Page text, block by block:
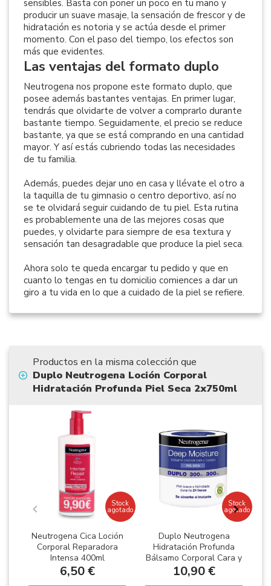
sensibles. Basta con poner un poco en tu mano y
producir un suave masaje, la sensación de frescor y de
hidratación es notoria y se actúa desde el primer
momento. Con el paso del tiempo, los efectos son
más que evidentes.
Las ventajas del formato duplo
Neutrogena nos propone este formato duplo, que
posee además bastantes ventajas. En primer lugar,
tendrás que olvidarte de volver a comprarlo durante
bastante tiempo. Seguidamente, el precio se reduce
bastante, ya que se está comprando en una cantidad
mayor. Y así estás cubriendo todas las necesidades
de tu familia.
Además, puedes dejar uno en casa y llévate el otro a
la taquilla de tu gimnasio o centro deportivo, así no
se te olvidará seguir cuidando de tu piel. Esta rutina
es probablemente una de las mejores cosas que
puedes, y olvidarte para siempre de esa textura y
sensación tan desagradable que produce la piel seca.
Ahora solo te queda encargar tu pedido y que en
cuanto lo tengas en tu domicilio comiences a dar un
giro a tu vida en lo que a cuidado de la piel se refiere.
Productos en la misma colección que
Duplo Neutrogena Loción Corporal
Hidratación Profunda Piel Seca 2x750ml
Stock
agotado
Neutrogena Cica Loción
Corporal Reparadora
Intensa 400ml
6,50 €
Stock
agotado
Duplo Neutrogena
Hidratación Profunda
Bálsamo Corporal Cara y
Cuerpo Piel Seca
2x300ml
10,90 €